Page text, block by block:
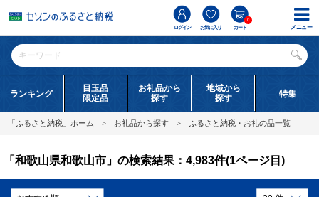
ログイン お気に入り カート
0
ランキング
目玉品
限定品
お礼品から
探す
地域から
探す
特集
「ふるさと納税」ホーム お礼品から探す ふるさと納税・お礼の品一覧
「和歌山県和歌山市」の検索結果：4,983件(1ページ目)
メニュー